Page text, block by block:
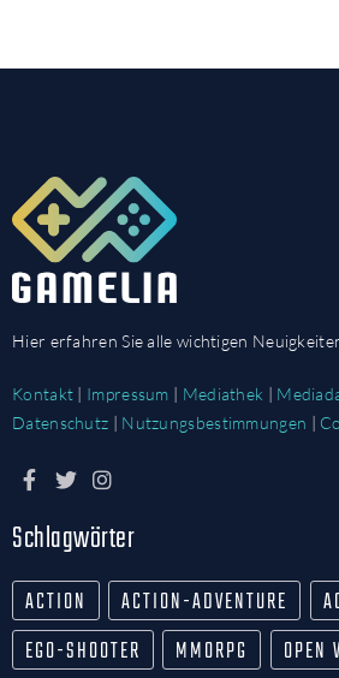
Hier erfahren Sie alle wichtigen
Kontakt | Impressum | Mediathek |
Datenschutz | Nutzungsbestimmungen |
Schlagwörter
ACTION ACTION-ADVENTURE
EGO-SHOOTER
MMORPG OPEN